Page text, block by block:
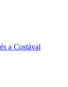
a Costával